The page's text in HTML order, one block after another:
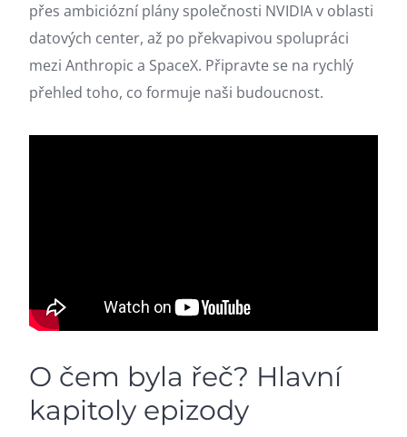
přes ambiciózní plány společnosti NVIDIA v oblasti
datových center, až po překvapivou spolupráci
mezi Anthropic a SpaceX. Připravte se na rychlý
přehled toho, co formuje naši budoucnost.
O čem byla řeč? Hlavní
kapitoly epizody